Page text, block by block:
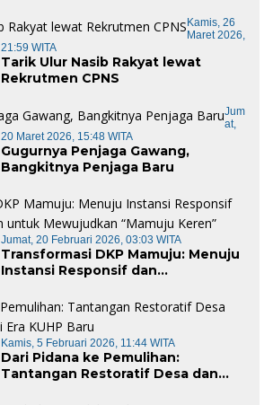
Kamis, 26
Maret 2026,
21:59 WITA
Tarik Ulur Nasib Rakyat lewat
Rekrutmen CPNS
Jum
At,
20 Maret 2026, 15:48 WITA
Gugurnya Penjaga Gawang,
Bangkitnya Penjaga Baru
Jumat, 20 Februari 2026, 03:03 WITA
Transformasi DKP Mamuju: Menuju
Instansi Responsif dan
“Mamuju Keren”
Kamis, 5 Februari 2026, 11:44 WITA
Dari Pidana ke Pemulihan:
Tantangan Restoratif Desa dan